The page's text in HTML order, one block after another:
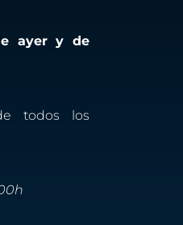
ayer y de
todos los